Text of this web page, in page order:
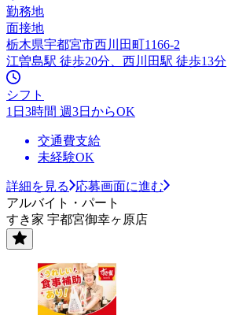
勤務地
面接地
栃木県宇都宮市西川田町1166-2
江曽島駅 徒歩20分、西川田駅 徒歩13分
シフト
1日3時間 週3日からOK
交通費支給
未経験OK
詳細を見る
応募画面に進む
アルバイト・パート
すき家 宇都宮御幸ヶ原店